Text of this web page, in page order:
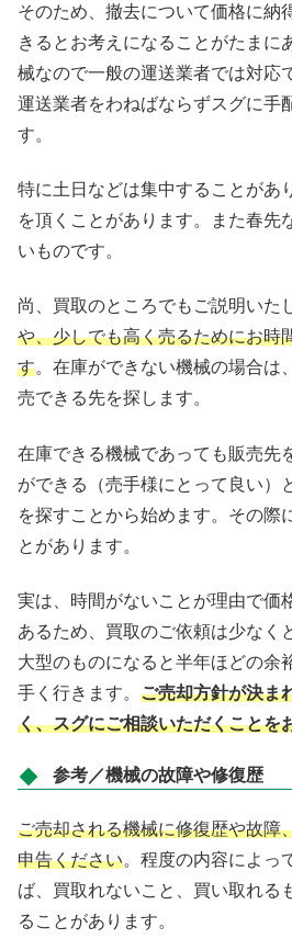
そのため、撤去について価格に納
きるとお考えになることがたまに
械なので一般の運送業者では対応
運送業者をわねばならずスグに手
す。
特に土日などは集中することがあ
を頂くことがあります。また春先
いものです。
尚、買取のところでもご説明いた
や、少しでも高く売るためにお時
す。在庫ができない機械の場合は
売できる先を探します。
在庫できる機械であっても販売先
ができる（売手様にとって良い）
を探すことから始めます。その際
とがあります。
実は、時間がないことが理由で価
あるため、買取のご依頼は少なく
大型のものになると半年ほどの余
手く行きます。 ご売却方針が決ま
く、スグにご相談いただくことを
参考／機械の故障や修復歴
ご売却される機械に修復歴や故障
申告ください。程度の内容によっ
ば、買取れないこと、買い取れる
ることがあります。